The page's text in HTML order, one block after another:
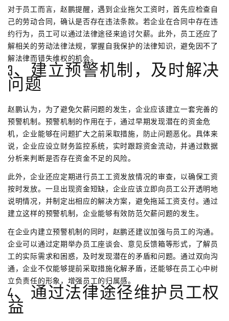
对于员工而言，赵鹏提醒，遇到企业拖欠工资时，首先应检查自
己的劳动合同，确认是否存在违法条款。若企业在合同中存在违
约行为，员工可以通过法律途径来追讨欠薪。此外，员工还应了
解相关的劳动法律法规，掌握自我保护的法律知识，避免因不了
解法律而错失维权的机会。
3、建立预警机制，及时解决
问题
赵鹏认为，为了避免欠薪问题的发生，企业应该建立一套完善的
预警机制。预警机制的作用在于，通过早期发现潜在的资金危
机，企业能够在问题扩大之前采取措施，防止问题恶化。具体来
说，企业应设立财务监控系统，实时跟踪资金流动，并通过数据
分析来判断是否存在资金不足的风险。
此外，企业还应定期进行员工工资发放情况的审查，以确保工资
按时发放。一旦出现资金短缺，企业应该立即向员工公开透明地
说明情况，并制定出相应的解决方案，避免拖延工资支付。通过
建立这样的预警机制，企业能够有效防范欠薪问题的发生。
在企业内建立预警机制的同时，赵鹏还建议加强与员工的沟通。
企业可以通过定期举办员工座谈会、意见反馈箱等形式，了解员
工的实际需求和困惑，及时发现潜在的矛盾和问题。通过双向沟
通，企业不仅能够提前采取措施化解矛盾，还能够在员工心中树
立负责任的形象，增强员工的归属感。
4、通过法律途径维护员工权
益